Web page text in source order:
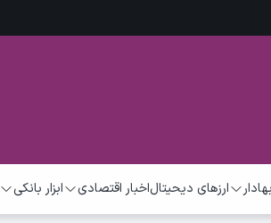
ارزهای دیحیتالاخبار اقتصادی ابزار بانکی